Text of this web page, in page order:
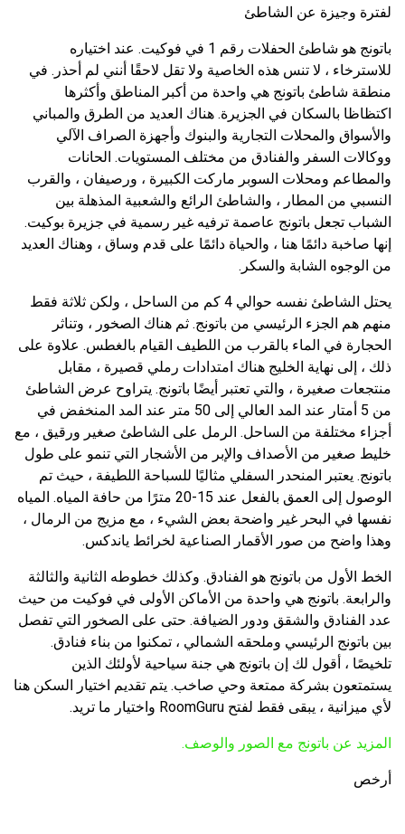
لفترة وجيزة عن الشاطئ
باتونج هو شاطئ الحفلات رقم 1 في فوكيت. عند اختياره
للاسترخاء ، لا تنس هذه الخاصية ولا تقل لاحقًا أنني لم أحذر. في
منطقة شاطئ باتونج هي واحدة من أكبر المناطق وأكثرها
اكتظاظا بالسكان في الجزيرة. هناك العديد من الطرق والمباني
والأسواق والمحلات التجارية والبنوك وأجهزة الصراف الآلي
ووكالات السفر والفنادق من مختلف المستويات. الحانات
والمطاعم ومحلات السوبر ماركت الكبيرة ، ورصيفان ، والقرب
النسبي من المطار ، والشاطئ الرائع والشعبية المذهلة بين
الشباب تجعل باتونج عاصمة ترفيه غير رسمية في جزيرة بوكيت.
إنها صاخبة دائمًا هنا ، والحياة دائمًا على قدم وساق ، وهناك العديد
من الوجوه الشابة والسكر.
يحتل الشاطئ نفسه حوالي 4 كم من الساحل ، ولكن ثلاثة فقط
منهم هم الجزء الرئيسي من باتونج. ثم هناك الصخور ، وتناثر
الحجارة في الماء بالقرب من اللطيف القيام بالغطس. علاوة على
ذلك ، إلى نهاية الخليج هناك امتدادات رملي قصيرة ، مقابل
منتجعات صغيرة ، والتي تعتبر أيضًا باتونج. يتراوح عرض الشاطئ
من 5 أمتار عند المد العالي إلى 50 متر عند المد المنخفض في
أجزاء مختلفة من الساحل. الرمل على الشاطئ صغير ورقيق ، مع
خليط صغير من الأصداف والإبر من الأشجار التي تنمو على طول
باتونج. يعتبر المنحدر السفلي مثاليًا للسباحة اللطيفة ، حيث تم
الوصول إلى العمق بالفعل عند 15-20 مترًا من حافة المياه. المياه
نفسها في البحر غير واضحة بعض الشيء ، مع مزيج من الرمال ،
وهذا واضح من صور الأقمار الصناعية لخرائط ياندكس.
الخط الأول من باتونج هو الفنادق. وكذلك خطوطه الثانية والثالثة
والرابعة. باتونج هي واحدة من الأماكن الأولى في فوكيت من حيث
عدد الفنادق والشقق ودور الضيافة. حتى على الصخور التي تفصل
بين باتونج الرئيسي وملحقه الشمالي ، تمكنوا من بناء فنادق.
تلخيصًا ، أقول لك إن باتونج هي جنة سياحية لأولئك الذين
يستمتعون بشركة ممتعة وحي صاخب. يتم تقديم اختيار السكن هنا
لأي ميزانية ، يبقى فقط لفتح RoomGuru واختيار ما تريد.
المزيد عن باتونج مع الصور والوصف.
أرخص